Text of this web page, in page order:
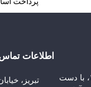
شرکت آذر بسامد در مهرماه سال ۱۳۷۰، با دست
اطلاعات
تبریز،